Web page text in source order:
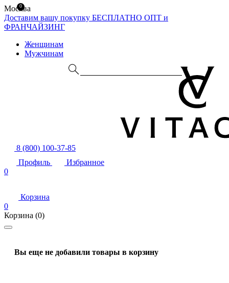
Москва
Доставим вашу покупку БЕСПЛАТНО ОПТ и
ФРАНЧАЙЗИНГ
Женщинам
Мужчинам
8 (800) 100-37-85
Профиль
Избранное
0
Корзина
0
Корзина (0)
Вы еще не добавили товары в корзину
0